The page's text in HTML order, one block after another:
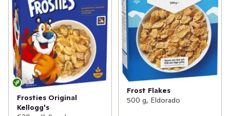
Frosties Original
Kellogg's
Frost Flakes
500 g, Eldorado